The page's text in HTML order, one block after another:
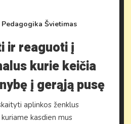
Pedagogika Švietimas
ir reaguoti į
kurie keičia
į gerąją pusę
aplinkos ženklus
kasdien mus